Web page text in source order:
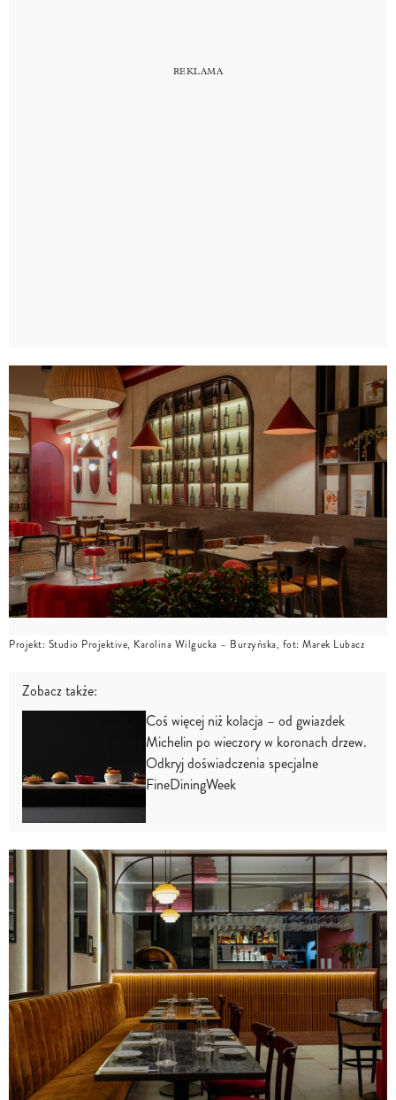
Projekt: Studio Projektive, Karolina Wilgucka – Burzyńska, fot: Marek Lubacz
Zobacz także:
Coś więcej niż kolacja – od gwiazdek
Michelin po wieczory w koronach drzew.
Odkryj doświadczenia specjalne
FineDiningWeek